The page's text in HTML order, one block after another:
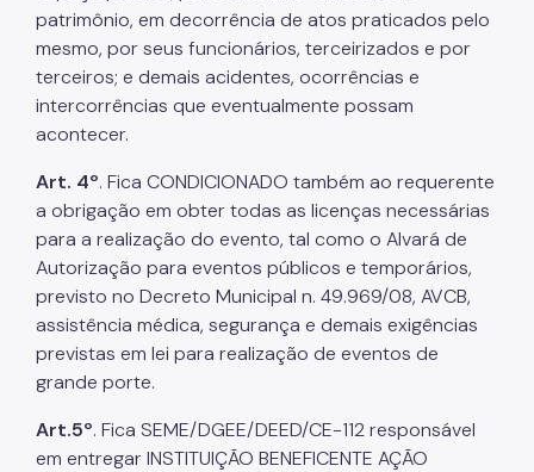
patrimônio, em decorrência de atos praticados pelo
mesmo, por seus funcionários, terceirizados e por
terceiros; e demais acidentes, ocorrências e
intercorrências que eventualmente possam
acontecer.
Art. 4º. Fica CONDICIONADO também ao requerente
a obrigação em obter todas as licenças necessárias
para a realização do evento, tal como o Alvará de
Autorização para eventos públicos e temporários,
previsto no Decreto Municipal n. 49.969/08, AVCB,
assistência médica, segurança e demais exigências
previstas em lei para realização de eventos de
grande porte.
Art.5º. Fica SEME/DGEE/DEED/CE-112 responsável
em entregar INSTITUIÇÃO BENEFICENTE AÇÃO